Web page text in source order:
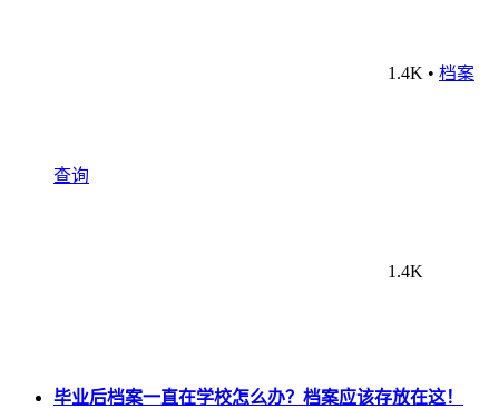
1.4K • 档案
查询
1.4K
毕业后档案一直在学校怎么办？档案应该存放在这！